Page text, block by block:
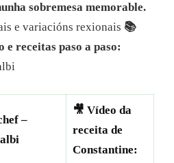
sobremesa memorable.
e variacións rexionais 📚
e receitas paso a paso:
–
🎥 Vídeo da
receita de
Constantine: